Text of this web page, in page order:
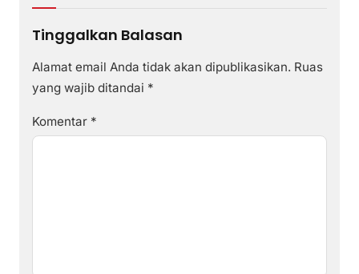
Tinggalkan Balasan
Alamat email Anda tidak akan dipublikasikan. Ruas
yang wajib ditandai *
Komentar *